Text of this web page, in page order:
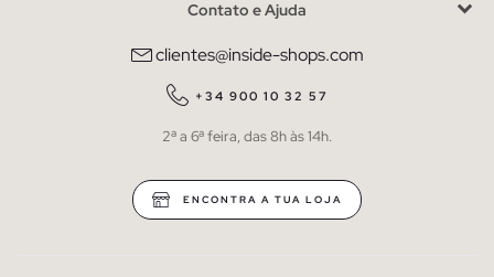
Contato e Ajuda
clientes@inside-shops.com
+34 900 10 32 57
2ª a 6ª feira, das 8h às 14h.
ENCONTRA A TUA LOJA